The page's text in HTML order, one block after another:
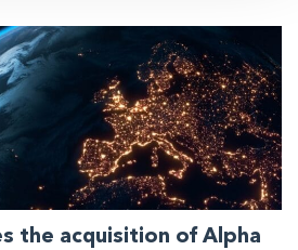
the acquisition of Alpha